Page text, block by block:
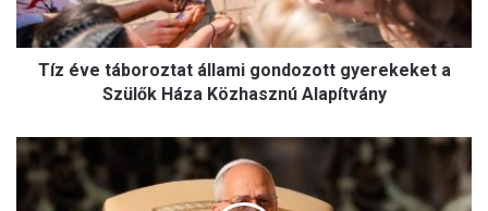
á
b
z
Tíz éve táboroztat állami gondozott gyerekeket a
Szülők Háza Közhasznú Alapítvány
V